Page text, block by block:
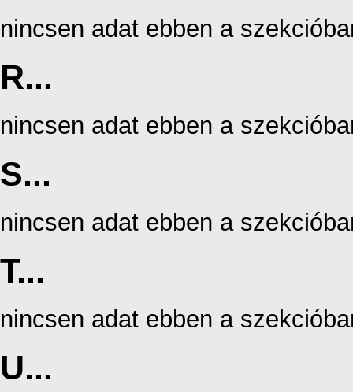
nincsen adat ebben a
R...
nincsen adat ebben a
S...
nincsen adat ebben a
T...
nincsen adat ebben a
U...